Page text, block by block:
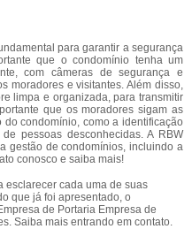
para garantir a segurança
que o condomínio tenha um
com câmeras de segurança e
moradores e visitantes. Além disso,
limpa e organizada, para transmitir
que os moradores sigam as
condomínio, como a identificação
pessoas desconhecidas. A RBW
gestão de condomínios, incluindo a
conosco e saiba mais!
esclarecer cada uma de suas
que já foi apresentado, o
de Portaria Empresa de
Saiba mais entrando em contato.